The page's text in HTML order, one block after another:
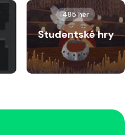
485 her
Studentské hry